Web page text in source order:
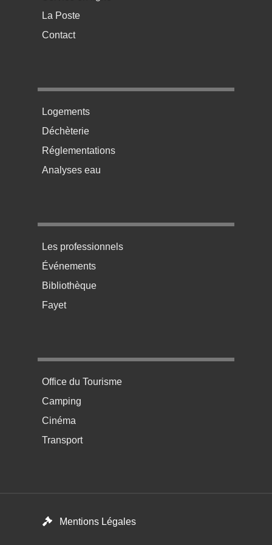
La Poste
Contact
Menu pratique bas de page 2
Logements
Déchèterie
Réglementations
Analyses eau
Menu pratique bas de page 3
Les professionnels
Événements
Bibliothèque
Fayet
Menu pratique bas de page 4
Office du Tourisme
Camping
Cinéma
Transport
Mentions Légales